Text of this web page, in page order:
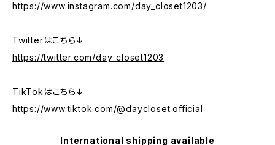
https://www.instagram.com/day_closet1203/
Twitterはこちら↓
https://twitter.com/day_closet1203
TikTokはこちら↓
https://www.tiktok.com/@daycloset.official
International shipping available